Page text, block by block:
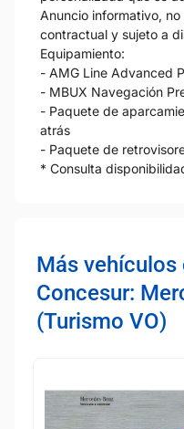
Anuncio informativo,
contractual y sujeto a
Equipamiento:
- AMG Line Advanced
- MBUX Navegación
- Paquete de
atrás
- Paquete de
* Consulta
Más vehículos
Concesur:
(Turismo VO)